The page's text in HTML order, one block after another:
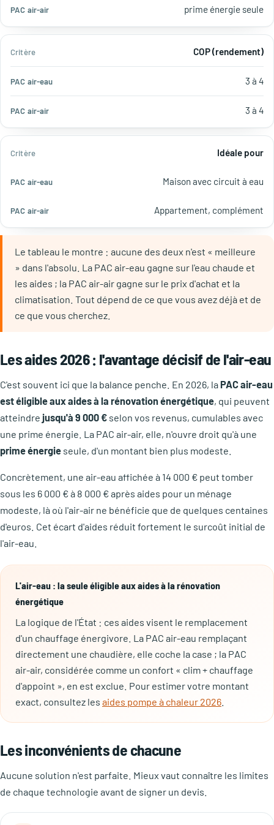
prime énergie seule
COP (rendement)
3 à 4
3 à 4
Idéale pour
Maison avec circuit à eau
Appartement, complément
Le tableau le montre : aucune des deux n'est « meilleure
» dans l'absolu. La PAC air-eau gagne sur l'eau chaude et
les aides ; la PAC air-air gagne sur le prix d'achat et la
climatisation. Tout dépend de ce que vous avez déjà et de
ce que vous cherchez.
Les aides 2026 : l'avantage décisif de l'air-eau
C'est souvent ici que la balance penche. En 2026, la PAC air-eau
est éligible aux aides à la rénovation énergétique, qui peuvent
atteindre jusqu'à 9 000 € selon vos revenus, cumulables avec
une prime énergie. La PAC air-air, elle, n'ouvre droit qu'à une
prime énergie seule, d'un montant bien plus modeste.
Concrètement, une air-eau affichée à 14 000 € peut tomber
sous les 6 000 € à 8 000 € après aides pour un ménage
modeste, là où l'air-air ne bénéficie que de quelques centaines
d'euros. Cet écart d'aides réduit fortement le surcoût initial de
l'air-eau.
L'air-eau : la seule éligible aux aides à la rénovation
énergétique
La logique de l'État : ces aides visent le remplacement
d'un chauffage énergivore. La PAC air-eau remplaçant
directement une chaudière, elle coche la case ; la PAC
air-air, considérée comme un confort « clim + chauffage
d'appoint », en est exclue. Pour estimer votre montant
exact, consultez les aides pompe à chaleur 2026
Les inconvénients de chacune
Aucune solution n'est parfaite. Mieux vaut connaître les limites
de chaque technologie avant de signer un devis.